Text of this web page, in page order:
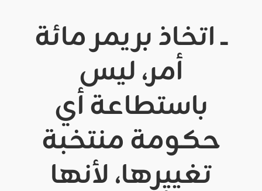
ــ اتخاذ بريمر مائة
أمر، ليس
باستطاعة أي
حكومة منتخبة
تغييرها، لأنها